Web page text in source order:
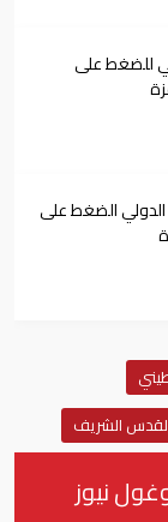
للضغط على
الضغط على
الشريف
نيوز